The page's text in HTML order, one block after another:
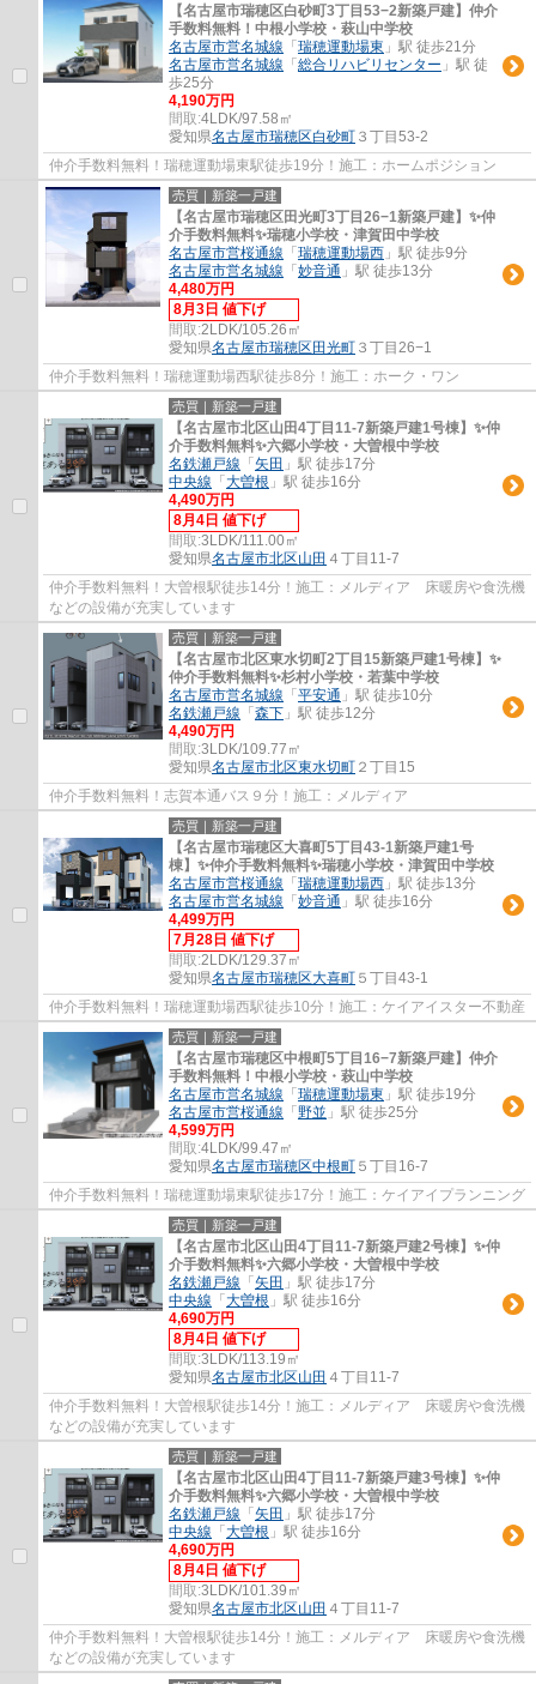
【名古屋市瑞穂区白砂町3丁目53−2新築戸建】仲介
手数料無料！中根小学校・萩山中学校
名古屋市営名城線 「 瑞穂運動場東 」駅 徒歩21分
名古屋市営名城線 「 総合リハビリセンター 」駅 徒
歩25分
4,190万円
間取:4LDK/97.58㎡
愛知県名古屋市瑞穂区白砂町 ３丁目53-2
仲介手数料無料！瑞穂運動場東駅徒歩19分！施工：ホームポジション
売買｜新築一戸建
【名古屋市瑞穂区田光町3丁目26−1新築戸建】✨️仲
介手数料無料✨️瑞穂小学校・津賀田中学校
名古屋市営桜通線 「 瑞穂運動場西 」駅 徒歩9分
名古屋市営名城線 「 妙音通 」駅 徒歩13分
4,480万円
8月3日 値下げ
間取:2LDK/105.26㎡
愛知県名古屋市瑞穂区 田光町 ３丁目26−1
仲介手数料無料！瑞穂運動場西駅徒歩8分！施工：ホーク・ワン
売買｜新築一戸建
【名古屋市北区山田4丁目11-7新築戸建1号棟】✨️仲
介手数料無料✨️六郷小学校・大曽根中学校
名鉄瀬戸線 「 矢田 」駅 徒歩17分
中央線 「 大曽根 」駅 徒歩16分
4,490万円
8月4日 値下げ
間取:3LDK/111.00㎡
愛知県名古屋市北区山田 ４丁目11-7
仲介手数料無料！大曽根駅徒歩14分！施工：メルディア 床暖房や食洗機
などの設備が充実しています
売買｜新築一戸建
【名古屋市北区東水切町2丁目15新築戸建1号棟】✨️
仲介手数料無料✨️杉村小学校・若葉中学校
名古屋市営名城線 「 平安通 」駅 徒歩10分
名鉄瀬戸線 「 森下 」駅 徒歩12分
4,490万円
間取:3LDK/109.77㎡
愛知県名古屋市北区東水切町 ２丁目15
仲介手数料無料！志賀本通バス９分！施工：メルディア
売買｜新築一戸建
【名古屋市瑞穂区大喜町5丁目43-1新築戸建1号
棟】✨️仲介手数料無料✨️瑞穂小学校・津賀田中学校
名古屋市営桜通線 「 瑞穂運動場西 」駅 徒歩13分
名古屋市営名城線 「 妙音通 」駅 徒歩16分
4,499万円
7月28日 値下げ
間取:2LDK/129.37㎡
愛知県名古屋市瑞穂区大喜町 ５丁目43-1
仲介手数料無料！瑞穂運動場西駅徒歩10分！施工：ケイアイスター不動産
売買｜新築一戸建
【名古屋市瑞穂区中根町5丁目16−7新築戸建】仲介
手数料無料！中根小学校・萩山中学校
名古屋市営名城線 「 瑞穂運動場東 」駅 徒歩19分
名古屋市営桜通線 「 野並 」駅 徒歩25分
4,599万円
間取:4LDK/99.47㎡
愛知県名古屋市瑞穂区中根町 ５丁目16-7
仲介手数料無料！瑞穂運動場東駅徒歩17分！施工：ケイアイプランニング
売買｜新築一戸建
【名古屋市北区山田4丁目11-7新築戸建2号棟】✨️仲
介手数料無料✨️六郷小学校・大曽根中学校
名鉄瀬戸線 「 矢田 」駅 徒歩17分
中央線 「 大曽根 」駅 徒歩16分
4,690万円
8月4日 値下げ
間取:3LDK/113.19㎡
愛知県名古屋市北区山田 ４丁目11-7
仲介手数料無料！大曽根駅徒歩14分！施工：メルディア 床暖房や食洗機
などの設備が充実しています
売買｜新築一戸建
【名古屋市北区山田4丁目11-7新築戸建3号棟】✨️仲
介手数料無料✨️六郷小学校・大曽根中学校
名鉄瀬戸線 「 矢田 」駅 徒歩17分
中央線 「 大曽根 」駅 徒歩16分
4,690万円
8月4日 値下げ
間取:3LDK/101.39㎡
愛知県名古屋市北区山田 ４丁目11-7
仲介手数料無料！大曽根駅徒歩14分！施工：メルディア 床暖房や食洗機
などの設備が充実しています